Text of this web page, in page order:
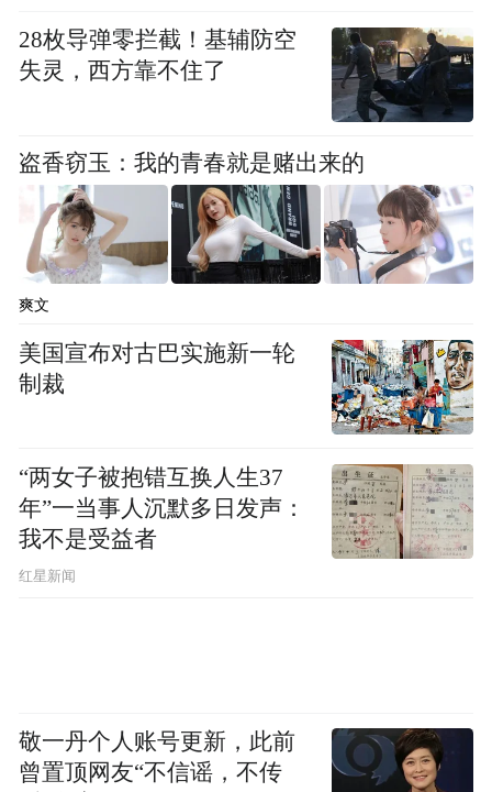
财报。
根据公告，2020年瑞幸咖啡净收入为人民币
40.334亿元（6.181亿美元），与2019年相比
增长33.3%，尽管2020年受新冠肺炎疫情的
影响，但仍实现增长，主要是瑞幸咖啡产品
平均售价提高的推动。
主要业务上，截至2020年12月31日，瑞幸咖
啡累计交易客户数超过6490万，而截至2019
年12月31日为4060万。2020年，自营店和无
人咖啡机的月平均总销量约为2620万件，而
据达到约3160万件。
值得注意的是，截至2020年12月31日，瑞幸
咖啡已在中国56个城市运营3929家自营店，
年6月30日，瑞幸咖啡门店总数量达到5259
家，其中自营门店4018家，联营门店1241
28枚导弹零拦截！基辅防空
失灵，西方靠不住了
盗香窃玉：我的青春就是赌出来的
爽文
美国宣布对古巴实施新一轮
制裁
“两女子被抱错互换人生37
年”一当事人沉默多日发声：
我不是受益者
红星新闻
敬一丹个人账号更新，此前
曾置顶网友“不信谣，不传